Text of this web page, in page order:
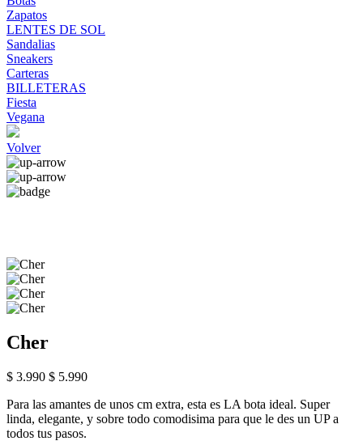
Zapatos
LENTES DE SOL
Sandalias
Sneakers
Carteras
BILLETERAS
Fiesta
Vegana
Volver
Cher
$ 3.990 $ 5.990
Para las amantes de unos cm extra, esta es LA bota ideal. Super
linda, elegante, y sobre todo comodisima para que le des un UP a
todos tus pasos.